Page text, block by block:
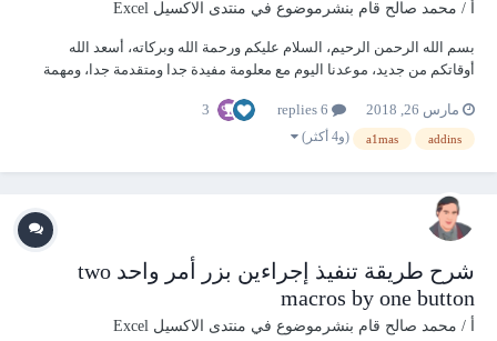
أ / محمد صالح قام بنشرموضوع في منتدى الاكسيل Excel
بسم الله الرحمن الرحيم، السلام عليكم ورحمة الله وبركاته، أسعد الله
أوقاتكم من جديد، موعدنا اليوم مع معلومة مفيدة جدا ومتقدمة جدا، ومهمة
2010 و 2013 و 2016 Mas200...
مارس 26, 2018 3
addins
a1mas (و4 أكثر)
شرح طريقة تنفيذ إجراءين بزر أمر واحد two
macros by one button
أ / محمد صالح قام بنشرموضوع في منتدى الاكسيل Excel